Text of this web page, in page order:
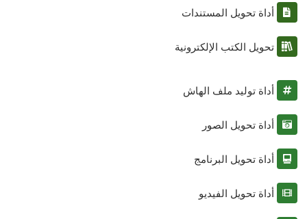
أداة تحويل المستندات
تحويل الكتب الإلكترونية
أداة توليد ملف الهاش
أداة تحويل الصور
أداة تحويل البرنامج
أداة تحويل الفيديو